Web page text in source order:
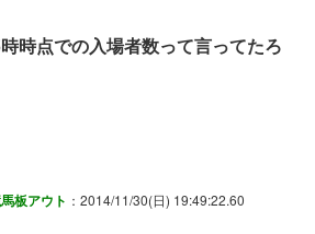
時点での入場者数って言ってたろ
板アウト ：2014/11/30(日) 19:49:22.60